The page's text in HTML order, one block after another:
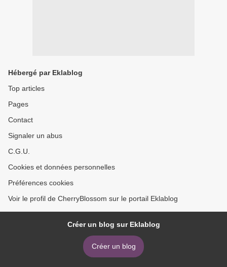
Hébergé par Eklablog
Top articles
Pages
Contact
Signaler un abus
C.G.U.
Cookies et données personnelles
Préférences cookies
Voir le profil de CherryBlossom sur le portail Eklablog
Créer un blog sur Eklablog
Créer un blog